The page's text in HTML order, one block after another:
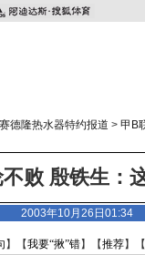
德隆热水器特约报道 > 甲B
败 殷铁生：
2003年10月26日01:34
】【我要“揪”错】【推荐】